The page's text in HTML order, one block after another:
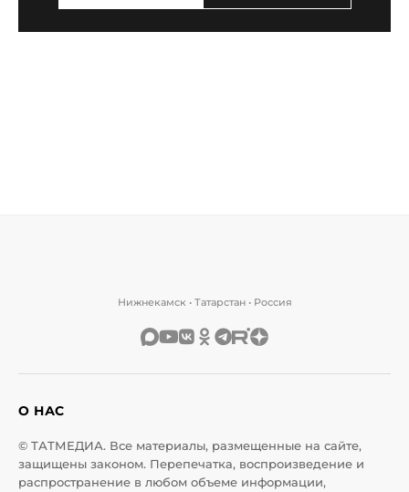
Нижнекамск • Татарстан • Россия
О НАС
© ТАТМЕДИА. Все материалы, размещенные на сайте,
защищены законом. Перепечатка, воспроизведение и
распространение в любом объеме информации,